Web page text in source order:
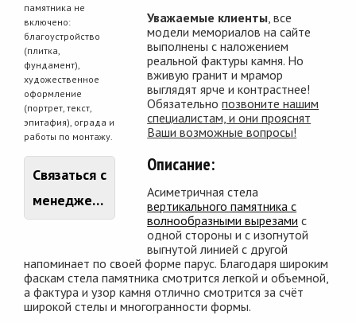
памятника не
включено:
благоустройство
(плитка,
фундамент),
художественное
оформление
(портрет, текст,
эпитафия), ограда и
работы по монтажу.
Связаться с
менеджером
Уважаемые клиенты , все
модели мемориалов на сайте
выполнены с наложением
реальной фактуры камня. Но
вживую гранит и мрамор
выглядят ярче и контрастнее!
Обязательнопозвоните нашим
специалистам, и они прояснят
Ваши возможные вопросы!
Описание:
Асиметричная стела
вертикального памятника с
волнообразными вырезами с
одной стороны и с изогнутой
выгнутой линией с другой
напоминает по своей форме парус. Благодаря широким
фаскам стела памятника смотрится легкой и объемной,
а фактура и узор камня отлично смотрится за счёт
широкой стелы и многогранности формы.